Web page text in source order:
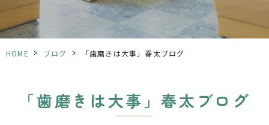
HOME > ブログ > 「歯磨きは大事」春太ブログ
「歯磨きは大事」春太ブログ